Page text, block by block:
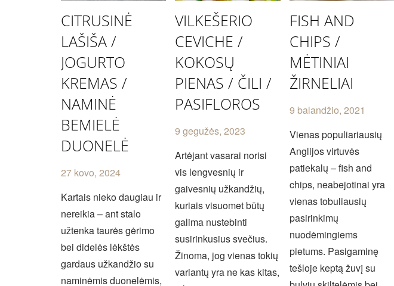
CITRUSINĖ
LAŠIŠA /
JOGURTO
KREMAS /
NAMINĖ
BEMIELĖ
DUONELĖ
27 kovo, 2024
Kartais nieko daugiau ir
nereikia – ant stalo
užtenka taurės gėrimo
bei didelės lėkštės
gardaus užkandžio su
naminėmis duonelėmis,
VILKEŠERIO
CEVICHE /
KOKOSŲ
PIENAS / ČILI /
PASIFLOROS
9 gegužės, 2023
Artėjant vasarai norisi
vis lengvesnių ir
gaivesnių užkandžių,
kuriais visuomet būtų
galima nustebinti
susirinkusius svečius.
Žinoma, jog vienas tokių
variantų yra ne kas kitas,
FISH AND
CHIPS /
MĖTINIAI
ŽIRNELIAI
9 balandžio, 2021
Vienas populiariausių
Anglijos virtuvės
patiekalų – fish and
chips, neabejotinai yra
vienas tobuliausių
pasirinkimų
nuodėmingiems
pietums. Pasigaminę
tešloje keptą žuvį su